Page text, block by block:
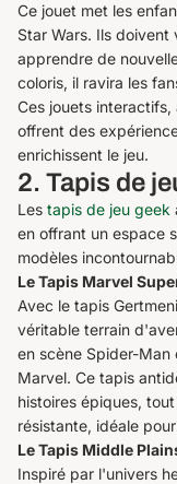
Ce jouet met les
Star Wars. Ils doivent
apprendre de
coloris, il ravira les
Ces jouets
offrent des
enrichissent le jeu.
2. Tapis de
Les tapis de jeu geek
en offrant un espace
modèles
Le Tapis Marvel
Avec le tapis
véritable terrain
en scène Spider-
Marvel. Ce tapis
histoires épiques,
résistante, idéale
Le Tapis Middle
Inspiré par l'univers